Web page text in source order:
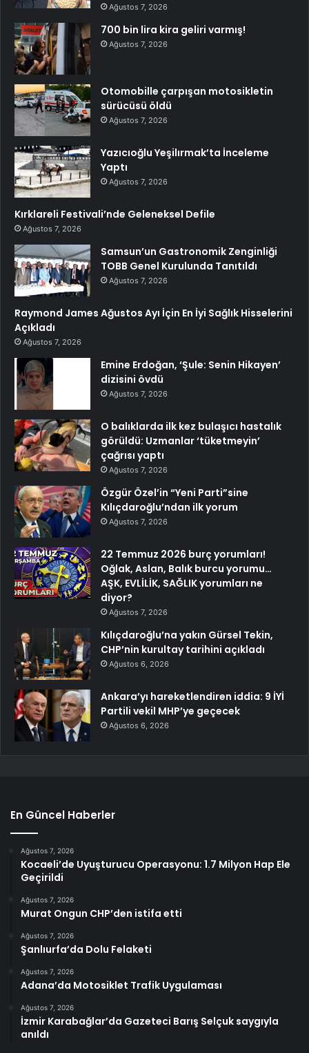
Ağustos 7, 2026
700 bin lira kira geliri varmış!
Ağustos 7, 2026
Otomobille çarpışan motosikletin
sürücüsü öldü
Ağustos 7, 2026
Yazıcıoğlu Yeşilırmak’ta İnceleme
Yaptı
Ağustos 7, 2026
Kırklareli Festivali’nde Geleneksel Defile
Ağustos 7, 2026
Samsun’un Gastronomik Zenginliği
TOBB Genel Kurulunda Tanıtıldı
Ağustos 7, 2026
Raymond James Ağustos Ayı İçin En İyi Sağlık Hisselerini
Açıkladı
Ağustos 7, 2026
Emine Erdoğan, ‘Şule: Senin Hikayen’
dizisini övdü
Ağustos 7, 2026
O balıklarda ilk kez bulaşıcı hastalık
görüldü: Uzmanlar ‘tüketmeyin’
çağrısı yaptı
Ağustos 7, 2026
Özgür Özel’in “Yeni Parti”sine
Kılıçdaroğlu’ndan ilk yorum
Ağustos 7, 2026
22 Temmuz 2026 burç yorumları!
Oğlak, Aslan, Balık burcu yorumu…
AŞK, EVLİLİK, SAĞLIK yorumları ne
diyor?
Ağustos 7, 2026
Kılıçdaroğlu’na yakın Gürsel Tekin,
CHP’nin kurultay tarihini açıkladı
Ağustos 6, 2026
Ankara’yı hareketlendiren iddia: 9 İYİ
Partili vekil MHP’ye geçecek
Ağustos 6, 2026
En Güncel Haberler
Ağustos 7, 2026
Kocaeli’de Uyuşturucu Operasyonu: 1.7 Milyon Hap Ele
Geçirildi
Ağustos 7, 2026
Murat Ongun CHP’den istifa etti
Ağustos 7, 2026
Şanlıurfa’da Dolu Felaketi
Ağustos 7, 2026
Adana’da Motosiklet Trafik Uygulaması
Ağustos 7, 2026
İzmir Karabağlar’da Gazeteci Barış Selçuk saygıyla
anıldı